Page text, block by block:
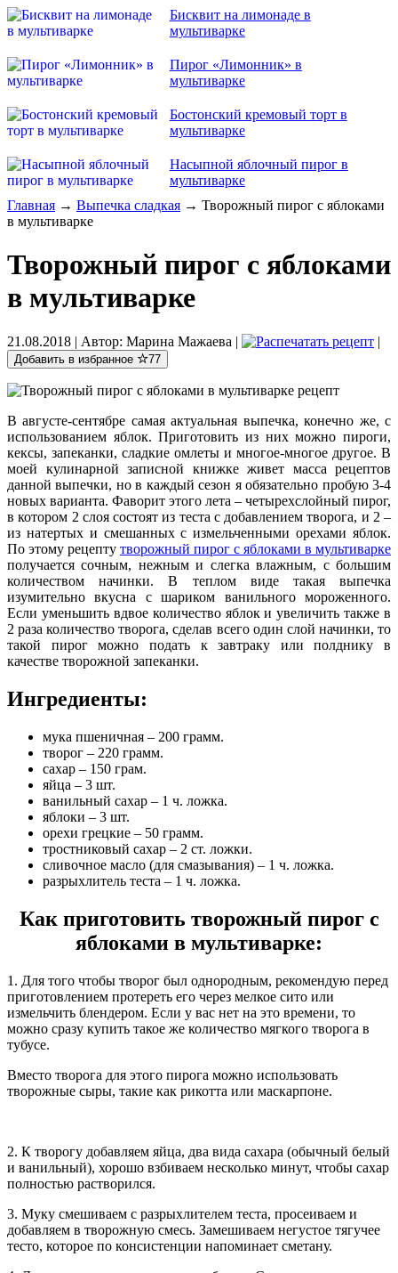
Бисквит на лимонаде в
мультиварке
Пирог «Лимонник» в
мультиварке
Бостонский кремовый торт в
мультиварке
Насыпной яблочный пирог в
мультиварке
Главная → Выпечка сладкая → Творожный пирог с яблоками
в мультиварке
Творожный пирог с яблоками
в мультиварке
21.08.2018 | Автор: Марина Мажаева | |
Добавить в избранное 77
В августе-сентябре самая актуальная выпечка, конечно же, с
использованием яблок. Приготовить из них можно пироги,
кексы, запеканки, сладкие омлеты и многое-многое другое. В
моей кулинарной записной книжке живет масса рецептов
данной выпечки, но в каждый сезон я обязательно пробую 3-4
новых варианта. Фаворит этого лета – четырехслойный пирог,
в котором 2 слоя состоят из теста с добавлением творога, и 2 –
из натертых и смешанных с измельченными орехами яблок.
По этому рецепту творожный пирог с яблоками в мультиварке
получается сочным, нежным и слегка влажным, с большим
количеством начинки. В теплом виде такая выпечка
изумительно вкусна с шариком ванильного мороженного.
Если уменьшить вдвое количество яблок и увеличить также в
2 раза количество творога, сделав всего один слой начинки, то
такой пирог можно подать к завтраку или полднику в
качестве творожной запеканки.
Ингредиенты:
мука пшеничная – 200 грамм.
творог – 220 грамм.
сахар – 150 грам.
яйца – 3 шт.
ванильный сахар – 1 ч. ложка.
яблоки – 3 шт.
орехи грецкие – 50 грамм.
тростниковый сахар – 2 ст. ложки.
сливочное масло (для смазывания) – 1 ч. ложка.
разрыхлитель теста – 1 ч. ложка.
Как приготовить творожный пирог с
яблоками в мультиварке:
1. Для того чтобы творог был однородным, рекомендую перед
приготовлением протереть его через мелкое сито или
измельчить блендером. Если у вас нет на это времени, то
можно сразу купить такое же количество мягкого творога в
тубусе.
Вместо творога для этого пирога можно использовать
творожные сыры, такие как рикотта или маскарпоне.
2. К творогу добавляем яйца, два вида сахара (обычный белый
и ванильный), хорошо взбиваем несколько минут, чтобы сахар
полностью растворился.
3. Муку смешиваем с разрыхлителем теста, просеиваем и
добавляем в творожную смесь. Замешиваем негустое тягучее
тесто, которое по консистенции напоминает сметану.